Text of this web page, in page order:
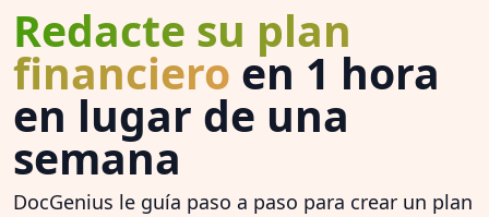
Redacte su plan
financiero en 1 hora
en lugar de una
semana
DocGenius le guía paso a paso para crear un plan